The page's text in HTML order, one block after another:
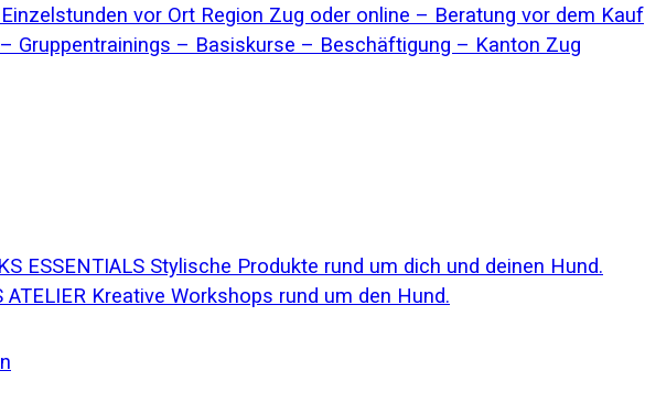
vor Ort Region Zug oder online – Beratung vor dem Kauf
Gruppentrainings – Basiskurse – Beschäftigung – Kanton Zug
ESSENTIALS Stylische Produkte rund um dich und deinen Hund.
ATELIER Kreative Workshops rund um den Hund.